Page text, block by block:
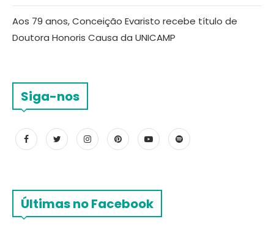
Aos 79 anos, Conceição Evaristo recebe título de
Doutora Honoris Causa da UNICAMP
Siga-nos
Últimas no Facebook